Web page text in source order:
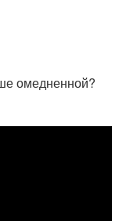
омедненной?